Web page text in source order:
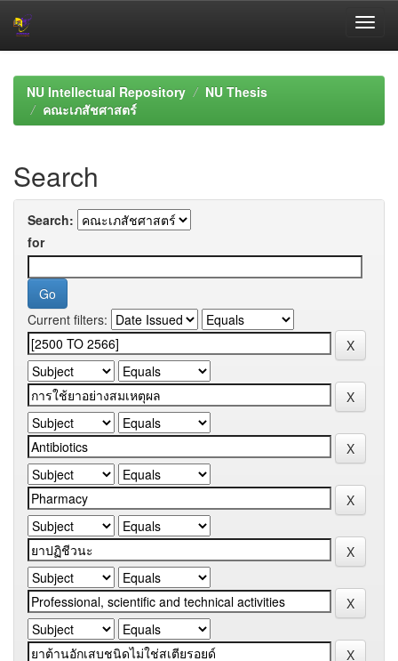
navigationNU Intellectual Repository
NU Thesis
คณะเภสัชศาสตร์
Search
Search:
for
Current filters: